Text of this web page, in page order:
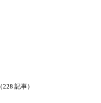
（228 記事）